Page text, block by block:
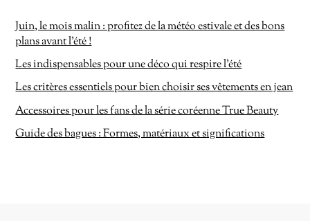
Juin, le mois malin : profitez de la météo estivale et des bons
plans avant l’été !
Les indispensables pour une déco qui respire l’été
Les critères essentiels pour bien choisir ses vêtements en jean
Accessoires pour les fans de la série coréenne True Beauty
Guide des bagues : Formes, matériaux et significations